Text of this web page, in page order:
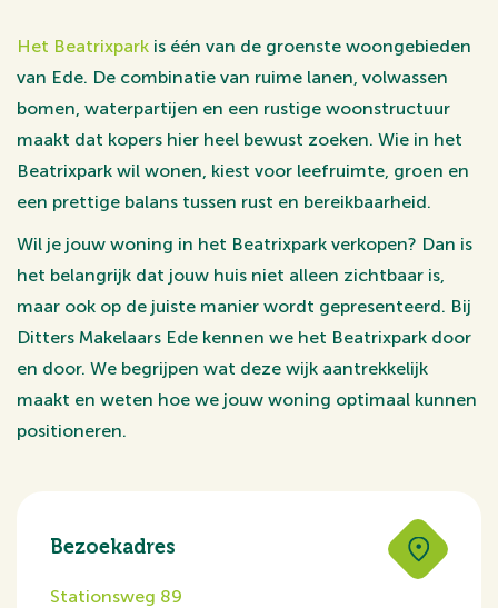
Het Beatrixpark is één van de groenste woongebieden
van Ede. De combinatie van ruime lanen, volwassen
bomen, waterpartijen en een rustige woonstructuur
maakt dat kopers hier heel bewust zoeken. Wie in het
Beatrixpark wil wonen, kiest voor leefruimte, groen en
een prettige balans tussen rust en bereikbaarheid.
Wil je jouw woning in het Beatrixpark verkopen? Dan is
het belangrijk dat jouw huis niet alleen zichtbaar is,
maar ook op de juiste manier wordt gepresenteerd. Bij
Ditters Makelaars Ede kennen we het Beatrixpark door
en door. We begrijpen wat deze wijk aantrekkelijk
maakt en weten hoe we jouw woning optimaal kunnen
positioneren.
Bezoekadres
Stationsweg 89